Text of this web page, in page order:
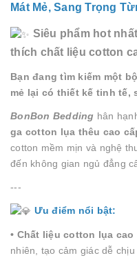
Mát Mẻ, Sang Trọng
Siêu phẩm hot
thích chất liệu cotton
Bạn đang tìm kiếm một
mẻ lại có thiết kế tinh tế,
BonBon Bedding hân
ga cotton lụa thêu cao
cotton mềm mịn và nghệ
đến không gian ngủ đẳng
---
Ưu điểm nổi bật:
• Chất liệu cotton lụa cao
nhiên, tạo cảm giác dễ chịu